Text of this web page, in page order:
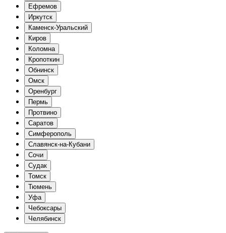
Ефремов
Иркутск
Каменск-Уральский
Киров
Коломна
Кропоткин
Обнинск
Омск
Оренбург
Пермь
Протвино
Саратов
Симферополь
Славянск-на-Кубани
Сочи
Судак
Томск
Тюмень
Уфа
Чебоксары
Челябинск